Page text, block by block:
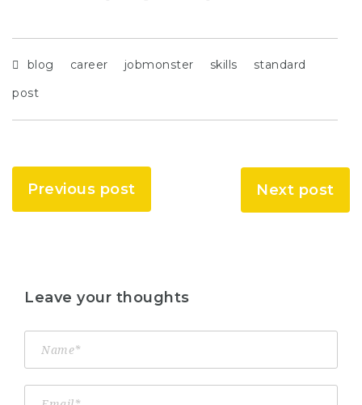
blog career jobmonster skills
standard
post
Previous post Next post
Leave your thoughts